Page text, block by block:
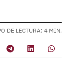
DE LECTURA: 4 MIN.